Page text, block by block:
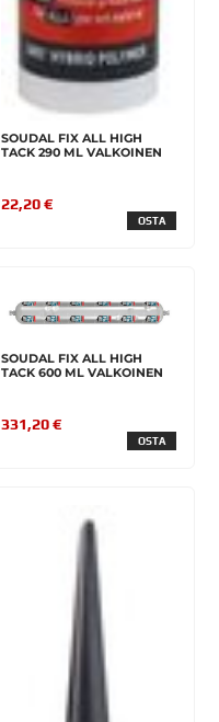
SOUDAL FIX ALL HIGH
TACK 290 ML VALKOINEN
22,20 €
OSTA
SOUDAL FIX ALL HIGH
TACK 600 ML VALKOINEN
331,20 €
OSTA